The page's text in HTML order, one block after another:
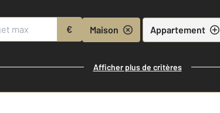
€ Maison Appartement
Afficher plus de critères